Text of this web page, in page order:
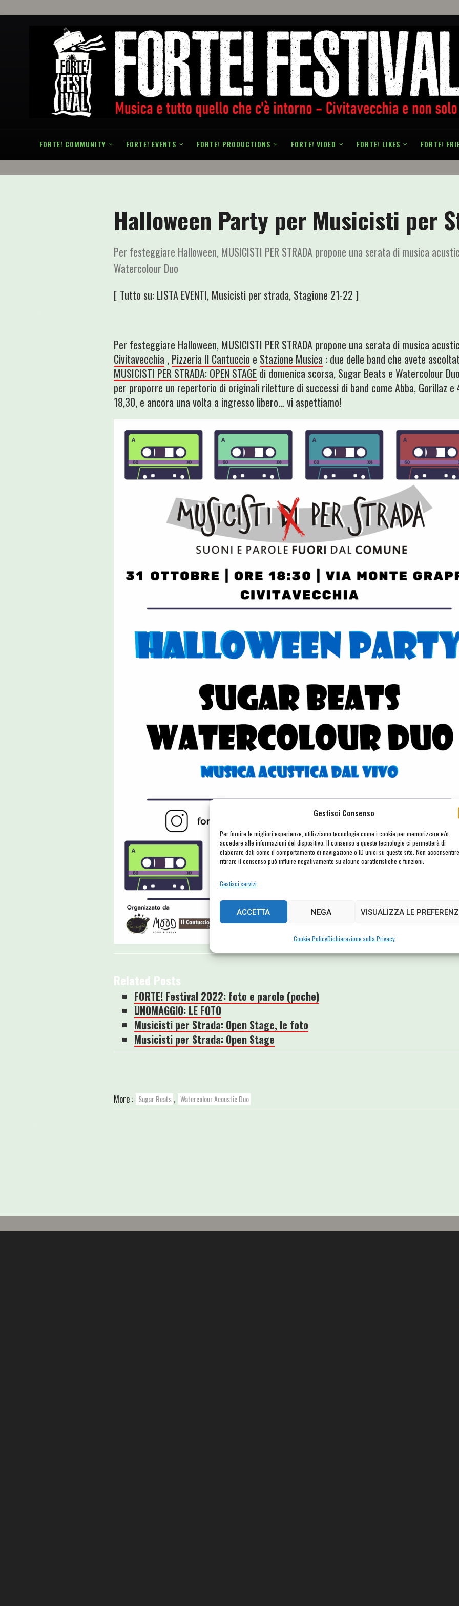
Gestisci Consenso
Per fornire le migliori esperienze, utilizziamo tecnologie come i cookie per memorizzare e/o
accedere alle informazioni del dispositivo. Il consenso a queste tecnologie ci permetterà di
elaborare dati come il comportamento di navigazione o ID unici su questo sito. Non
ritirare il consenso può influire negativamente su alcune caratteristiche e funzioni.
Gestisci servizi
ACCETTA NEGA VISUALIZZA LE
Cookie PolicyDichiarazione sulla Privacy
FORTE! COMMUNITY FORTE! EVENTS FORTE! PRODUCTIONS FORTE! VIDEO FORTE! LIKES FORTE!
Halloween Party per Musicisti per
Per festeggiare Halloween, MUSICISTI PER STRADA propone una serata di musica
Watercolour Duo
[ Tutto su: LISTA EVENTI, Musicisti per strada, Stagione 21-22 ]
Per festeggiare Halloween, MUSICISTI PER STRADA propone una serata di musica
Civitavecchia , Pizzeria Il Cantuccio e Stazione Musica : due delle band che avete
MUSICISTI PER STRADA: OPEN STAGE di domenica scorsa, Sugar Beats e Watercolour
per proporre un repertorio di originali riletture di successi di band come Abba, Gorillaz e
18,30, e ancora una volta a ingresso libero… vi aspettiamo!
Related Posts
FORTE! Festival 2022: foto e parole (poche)
UNOMAGGIO: LE FOTO
Musicisti per Strada: Open Stage, le foto
Musicisti per Strada: Open Stage
More : Sugar Beats, Watercolour Acoustic Duo